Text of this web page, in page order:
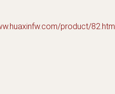
product/